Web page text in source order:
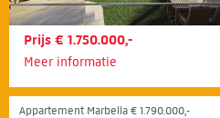
Prijs € 1.750.000,-
Meer informatie
Appartement Marbella € 1.790.000,-